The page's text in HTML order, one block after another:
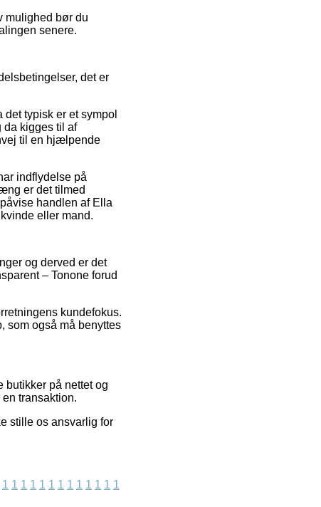
mulighed bør du
senere.
det er
typisk er et sympol
da kigges til af
til en hjælpende
indflydelse på
er det tilmed
handlen af Ella
eller mand.
og derved er det
– Tonone forud
kundefokus.
som også må benyttes
på nettet og
transaktion.
stille os ansvarlig for
1 1 1 1 1 1 1 1 1 1 1 1 1